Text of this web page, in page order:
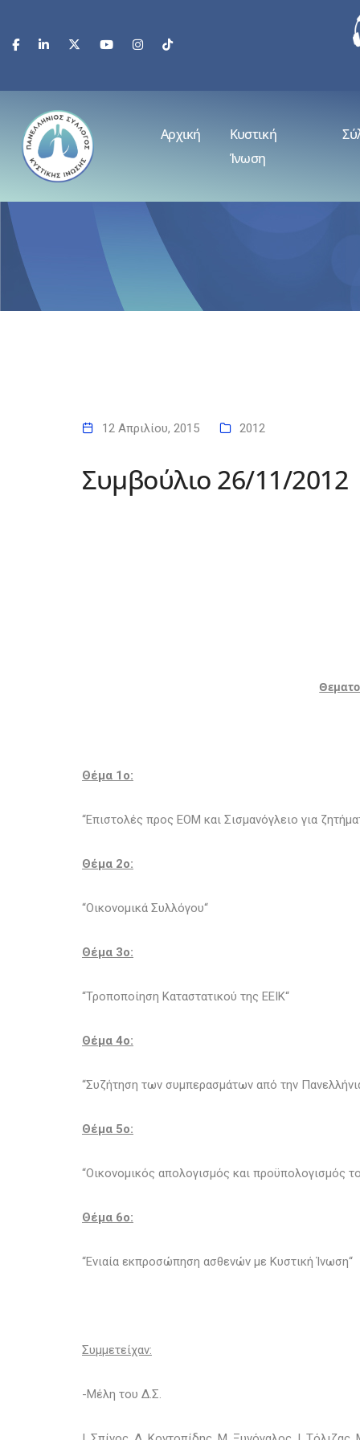
Αρχική
Κυστική
Ίνωση
12 Απριλίου, 2015 2012
Συμβούλιο 26/11/2012
Θέμα 1o:
“Επιστολές προς ΕΟΜ και Σισμανόγλειο για
Θέμα 2ο:
“Οικονομικά Συλλόγου“
Θέμα 3o:
“Τροποποίηση Καταστατικού της ΕΕΙΚ“
Θέμα 4o:
“Συζήτηση των συμπερασμάτων από την
Θέμα 5o:
“Οικονομικός απολογισμός και προϋπολογισμός
Θέμα 6o:
“Ενιαία εκπροσώπηση ασθενών με Κυστική Ίνωση“
Συμμετείχαν:
-Μέλη του Δ.Σ.